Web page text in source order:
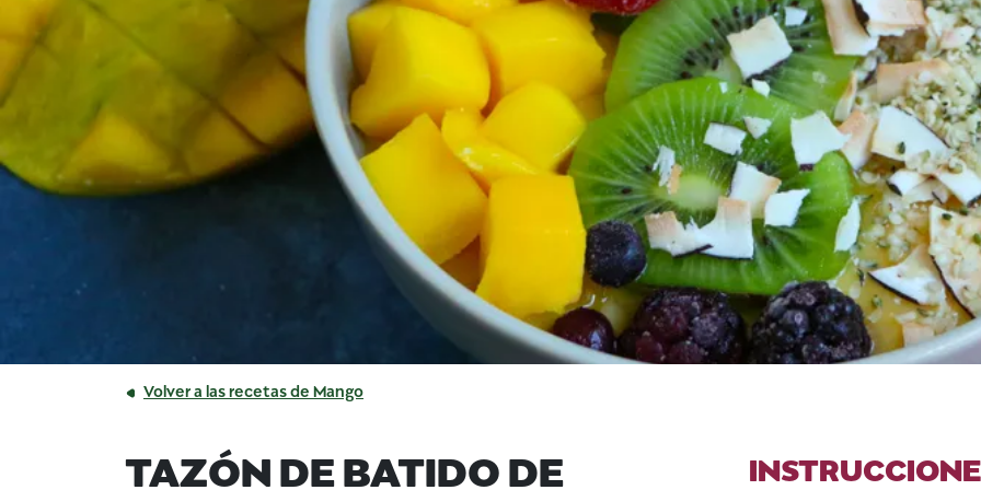
Volver a las recetas de Mango
TAZÓN DE BATIDO DE